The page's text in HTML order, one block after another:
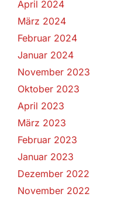
April 2024
März 2024
Februar 2024
Januar 2024
November 2023
Oktober 2023
April 2023
März 2023
Februar 2023
Januar 2023
Dezember 2022
November 2022